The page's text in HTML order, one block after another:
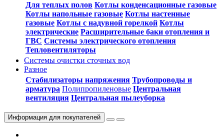
Для теплых полов Котлы конденсационные газовые
Котлы напольные газовые Котлы настенные
газовые Котлы с надувной горелкой Котлы
электрические Расширительные баки отопления и
ГВС Системы электрического отопления
Тепловентиляторы
Системы очистки сточных вод
Разное
Стабилизаторы напряжения Трубопроводы и
арматура Полипропиленовые Центральная
вентиляция Центральная пылеуборка
Информация для покупателей